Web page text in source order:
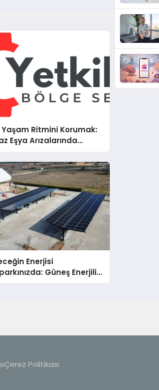
Yaşam Ritmini Korumak:
Eşya Arızalarında
ve İnsan Odaklı Destek
Enerjisi
Güneş Enerjili
(Solar Otopark)
Çerez Politikası